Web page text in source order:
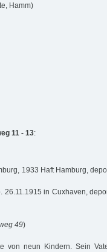
Hamm)
11 - 13:
1933 Haft Hamburg,
26.11.1915 in Cuxhaven,
49)
von neun Kindern. Sein